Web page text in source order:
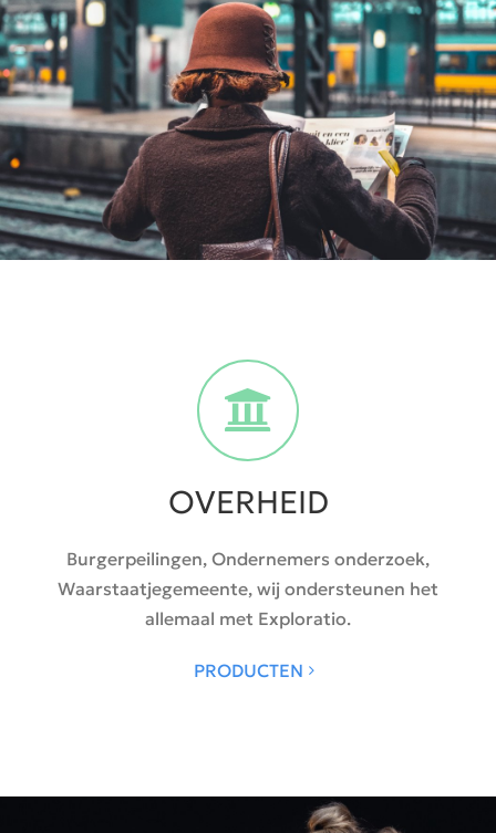
OVERHEID
Burgerpeilingen, Ondernemers onderzoek,
Waarstaatjegemeente, wij ondersteunen het
allemaal met Exploratio.
PRODUCTEN